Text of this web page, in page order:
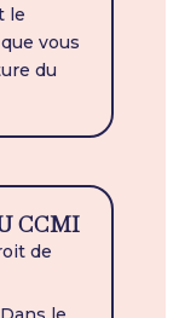
le
vous
du
CCMI
de